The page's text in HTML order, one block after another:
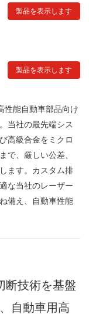
製品を表示します
製品を表示します
性能自動車部品向け
当社の最先端シス
高級合金をミクロ
で、厳しい公差、
ます。カスタム排
な当社のレーザー
備え、自動車性能
断技術を基盤
自動車用高